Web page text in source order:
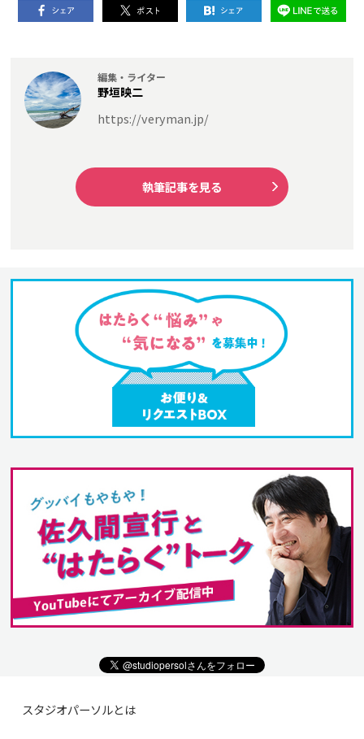
編集・ライター
野垣映二
https://veryman.jp/
執筆記事を見る
スタジオパーソルとは